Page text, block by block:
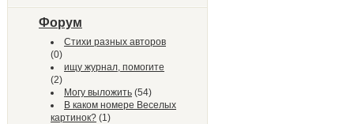
Форум
Стихи разных авторов
(0)
ищу журнал, помогите
(2)
Могу выложить (54)
В каком номере Веселых
картинок? (1)